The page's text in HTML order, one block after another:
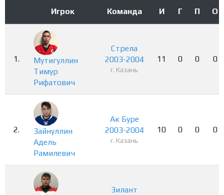
Игрок Команда И Г П О
1.
Мутигуллин
Тимур
Рифатович
Стрела
2003-2004
г. Казань
11 0 0 0
2.
Зайнуллин
Адель
Рамилевич
Ак Буре
2003-2004
г. Казань
10 0 0 0
Зилант